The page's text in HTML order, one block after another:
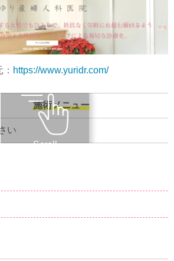
https://www.yuridr.com/
施術メニュー
い
Scroll